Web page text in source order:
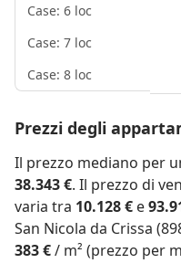
Case: 6 loc
Case: 7 loc
Case: 8 loc
Prezzi degli
Il prezzo mediano per
38.343 €. Il prezzo di
varia tra 10.128 € e
San Nicola da Crissa
383 €/ m² (prezzo per